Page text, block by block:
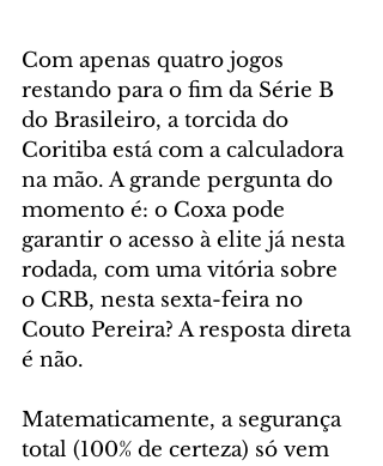
Com apenas quatro jogos
restando para o fim da Série B
do Brasileiro, a torcida do
Coritiba está com a calculadora
na mão. A grande pergunta do
momento é: o Coxa pode
garantir o acesso à elite já nesta
rodada, com uma vitória sobre
o CRB, nesta sexta-feira no
Couto Pereira? A resposta direta
é não.
Matematicamente, a segurança
total (100% de certeza) só vem